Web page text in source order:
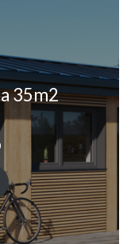
35m2
Zakres
od
zł249.00
do
zł499.00